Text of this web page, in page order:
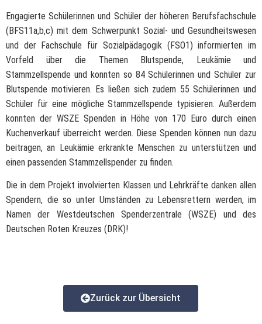
Engagierte Schülerinnen und Schüler der höheren Berufsfachschule
(BFS11a,b,c) mit dem Schwerpunkt Sozial- und Gesundheitswesen
und der Fachschule für Sozialpädagogik (FSO1) informierten im
Vorfeld über die Themen Blutspende, Leukämie und
Stammzellspende und konnten so 84 Schülerinnen und Schüler zur
Blutspende motivieren. Es ließen sich zudem 55 Schülerinnen und
Schüler für eine mögliche Stammzellspende typisieren. Außerdem
konnten der WSZE Spenden in Höhe von 170 Euro durch einen
Kuchenverkauf überreicht werden. Diese Spenden können nun dazu
beitragen, an Leukämie erkrankte Menschen zu unterstützen und
einen passenden Stammzellspender zu finden.
Die in dem Projekt involvierten Klassen und Lehrkräfte danken allen
Spendern, die so unter Umständen zu Lebensrettern werden, im
Namen der Westdeutschen Spenderzentrale (WSZE) und des
Deutschen Roten Kreuzes (DRK)!
Zurück zur Übersicht